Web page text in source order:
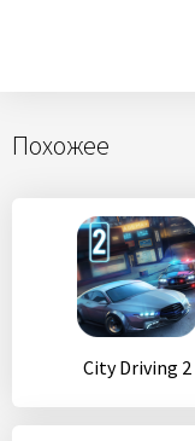
Похожее
City Driving 2